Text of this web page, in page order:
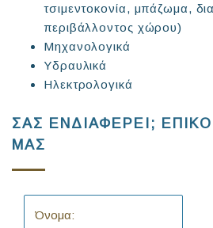
τσιμεντοκονία, μπάζωμα,
περιβάλλοντος χώρου)
Μηχανολογικά
Υδραυλικά
Ηλεκτρολογικά
ΣΑΣ ΕΝΔΙΑΦΕΡΕΙ;
ΜΑΣ